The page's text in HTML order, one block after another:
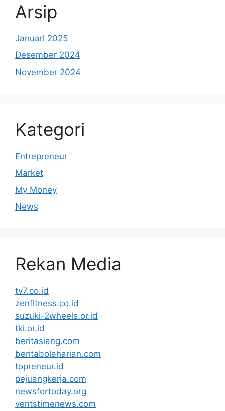
Arsip
Januari 2025
Desember 2024
November 2024
Kategori
Entrepreneur
Market
My Money
News
Rekan Media
tv7.co.id
zenfitness.co.id
suzuki-2wheels.or.id
tki.or.id
beritasiang.com
beritabolaharian.com
topreneur.id
pejuangkerja.com
newsfortoday.org
ventstimenews.com